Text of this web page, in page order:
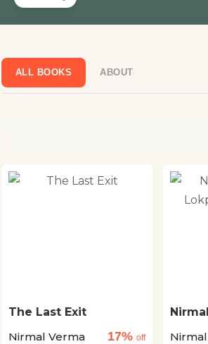
अक्तूबर को नई दिल्ली में देहावसान।
ALL BOOKS ABOUT
The Last Exit
Nirmal Verma
17% off